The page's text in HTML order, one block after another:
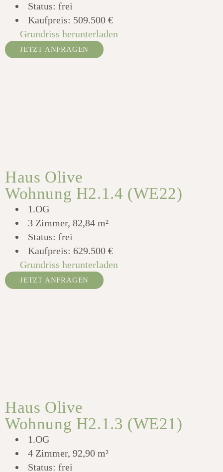
Status: frei
Kaufpreis: 509.500 €
Grundriss herunterladen
JETZT ANFRAGEN
Haus Olive
Wohnung H2.1.4 (WE22)
1.OG
3 Zimmer, 82,84 m²
Status: frei
Kaufpreis: 629.500 €
Grundriss herunterladen
JETZT ANFRAGEN
Haus Olive
Wohnung H2.1.3 (WE21)
1.OG
4 Zimmer, 92,90 m²
Status: frei